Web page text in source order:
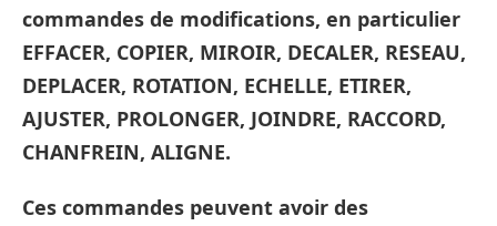
commandes de modifications, en particulier
EFFACER, COPIER, MIROIR, DECALER, RESEAU,
DEPLACER, ROTATION, ECHELLE, ETIRER,
AJUSTER, PROLONGER, JOINDRE, RACCORD,
CHANFREIN, ALIGNE.
Ces commandes peuvent avoir des